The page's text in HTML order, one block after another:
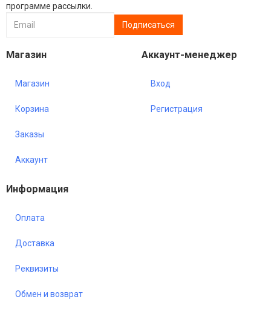
программе рассылки.
Магазин
Магазин
Корзина
Заказы
Аккаунт
Аккаунт-менеджер
Вход
Регистрация
Информация
Оплата
Доставка
Реквизиты
Обмен и возврат